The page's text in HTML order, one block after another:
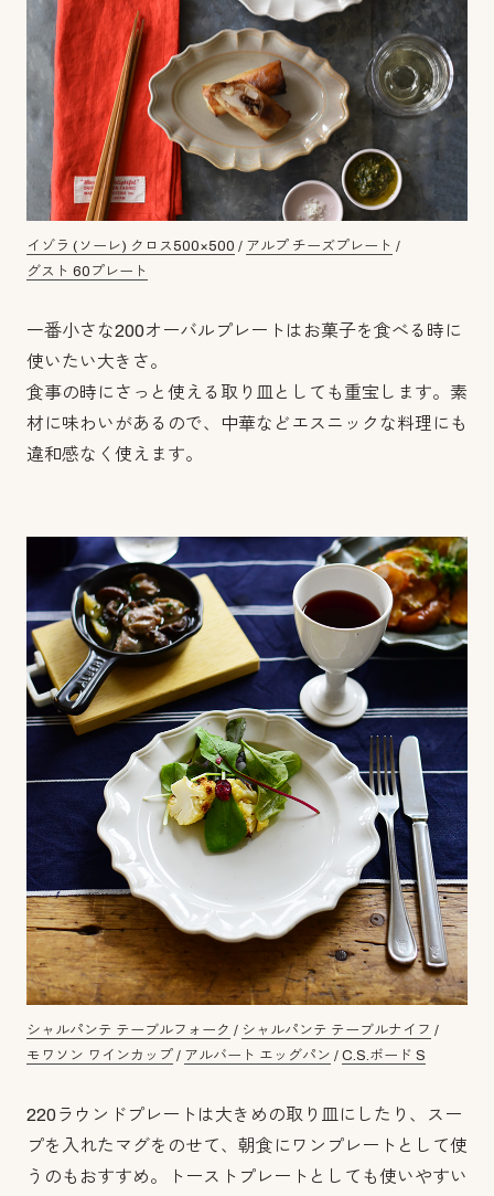
イゾラ (ソーレ) クロス500×500 / アルプ チーズプレート /
グスト 60プレート
一番小さな200オーバルプレートはお菓子を食べる時に
使いたい大きさ。
食事の時にさっと使える取り皿としても重宝します。素
材に味わいがあるので、中華などエスニックな料理にも
違和感なく使えます。
シャルパンテ テーブルフォーク / シャルパンテ テーブルナイフ /
モワソン ワインカップ / アルバート エッグパン / C.S.ボード S
220ラウンドプレートは大きめの取り皿にしたり、スー
プを入れたマグをのせて、朝食にワンプレートとして使
うのもおすすめ。トーストプレートとしても使いやすい